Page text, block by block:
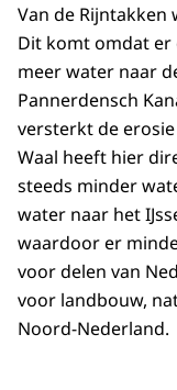
Van de
Dit komt omdat
meer water naar
Pannerdensch
versterkt de
Waal heeft hier
steeds minder
water naar het
waardoor er
voor delen van
voor landbouw,
Noord-Nederland.